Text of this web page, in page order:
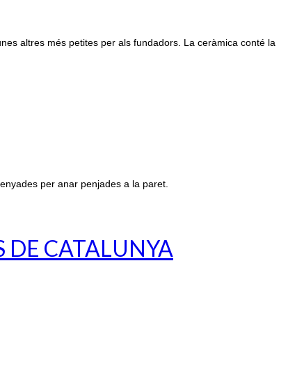
altres més petites per als fundadors. La ceràmica conté la
per anar penjades a la paret.
DE CATALUNYA